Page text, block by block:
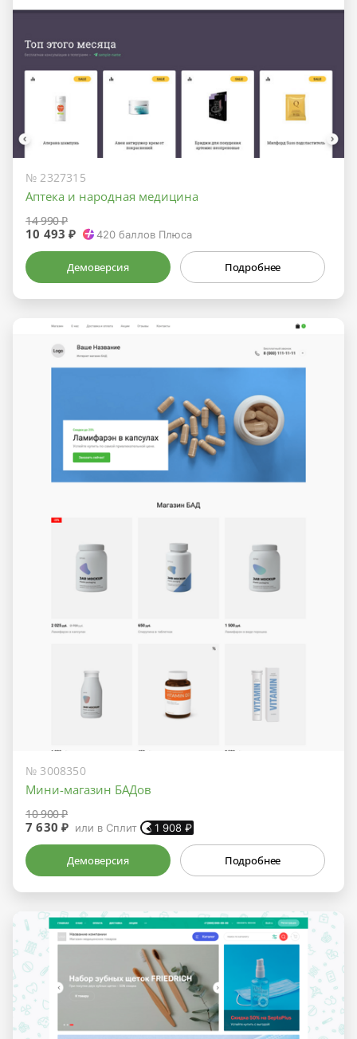
№ 2327315
Аптека и народная медицина
14 990 ₽
10 493 ₽ 420баллов Плюса
Демоверсия Подробнее
№ 3008350
Мини-магазин БАДов
10 900 ₽
7 630 ₽ или в Сплит 1 908 ₽
Демоверсия Подробнее